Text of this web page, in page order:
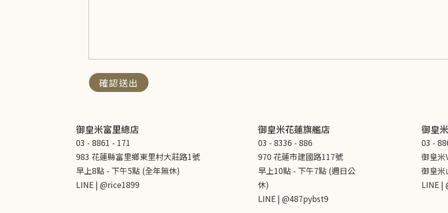
確認送出
御皇米富里總店
03 - 8861 - 171
983 花蓮縣富里鄉東里村大莊路1號
早上8點 - 下午5點 (全年無休)
LINE | @rice1899
御皇米花蓮旗艦店
03 - 8336 - 886
970 花蓮市建國路117號
早上10點 - 下午7點 (週日公
休)
LINE | @487pybst9
御皇
03 -
御皇
御皇
LINE |